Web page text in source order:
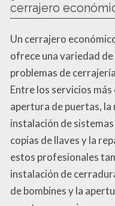
cerrajero
Un cerrajero
ofrece una variedad
problemas de
Entre los servicios
apertura de puertas,
instalación de
copias de llaves y la
estos profesionales
instalación de
de bombines y la